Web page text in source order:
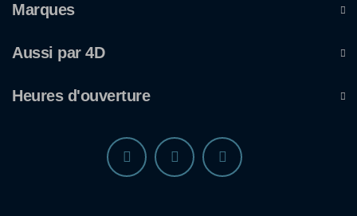
Marques
Aussi par 4D
Heures d'ouverture